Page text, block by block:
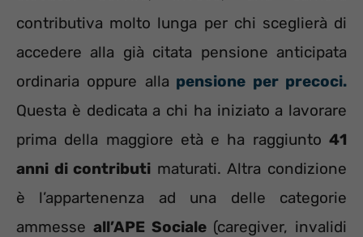
contributiva molto lunga per chi sceglierà di
accedere alla già citata pensione anticipata
ordinaria oppure alla pensione per precoci.
Questa è dedicata a chi ha iniziato a lavorare
prima della maggiore età e ha raggiunto 41
anni di contributi maturati. Altra condizione
è l’appartenenza ad una delle categorie
ammesse all’APE Sociale(caregiver, invalidi